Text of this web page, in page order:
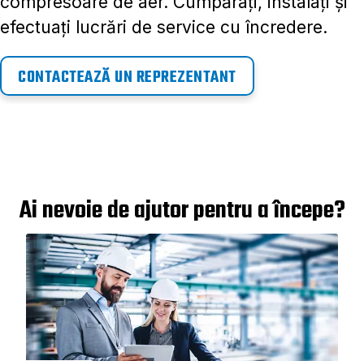
efectuați lucrări de service cu încredere.
CONTACTEAZĂ UN REPREZENTANT
Ai nevoie de ajutor pentru a începe?